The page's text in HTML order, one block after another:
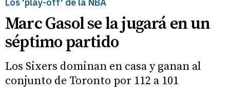
Marc Gasol se la jugará en un
séptimo partido
Los Sixers dominan en casa y ganan al
conjunto de Toronto por 112 a 101